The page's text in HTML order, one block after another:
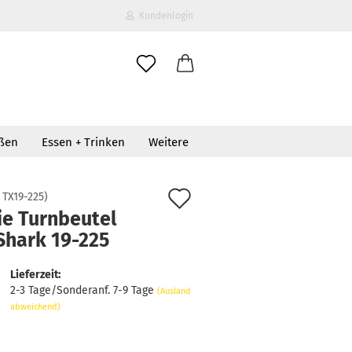
Kundenlogin
Essen + Trinken Weitere
TX19-225)
Turnbeutel
19-225
Lieferzeit:
2-3 Tage/Sonderanf. 7-9 Tage (Ausland
abweichend)